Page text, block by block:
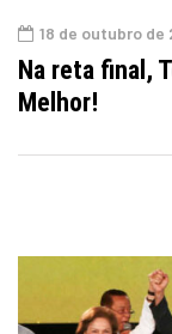
18 de outubro de
Na reta final,
Melhor!